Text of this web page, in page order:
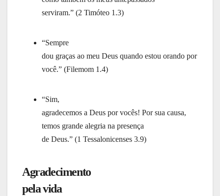
serviram.” (2 Timóteo 1.3)
“Sempre
dou graças ao meu Deus quando estou orando por
você.” (Filemom 1.4)
“Sim,
agradecemos a Deus por vocês! Por sua causa,
temos grande alegria na presença
de Deus.” (1 Tessalonicenses 3.9)
Agradecimento
pela vida